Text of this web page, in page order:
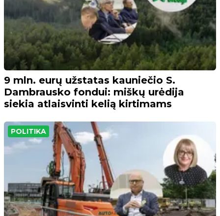
9 mln. eurų užstatas kauniečio S.
Dambrausko fondui: miškų urėdija
siekia atlaisvinti kelią kirtimams
POLITIKA